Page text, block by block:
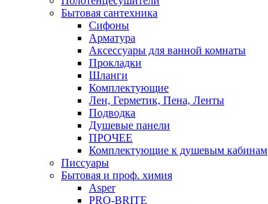
Бытовая сантехника
Сифоны
Арматура
Аксессуары для ванной комнаты
Прокладки
Шланги
Комплектующие
Лен, Герметик, Пена, Ленты
Подводка
Душевые панели
ПРОЧЕЕ
Комплектующие к душевым кабинам
Писсуары
Бытовая и проф. химия
Asper
PRO-BRITE